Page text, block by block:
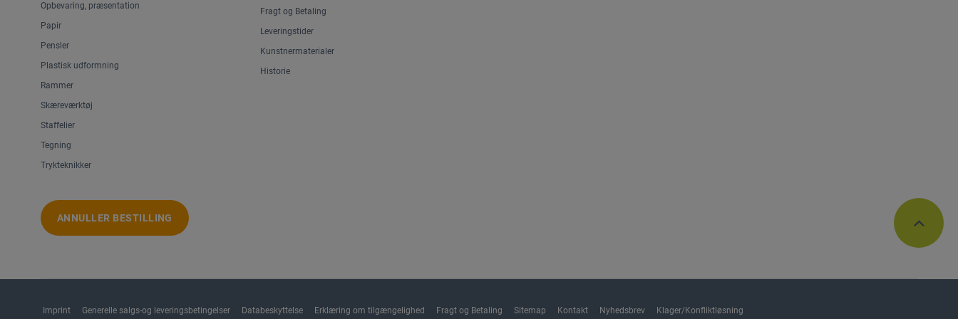
Opbevaring, præsentation
Papir
Pensler
Plastisk udformning
Rammer
Skæreværktøj
Staffelier
Tegning
Trykteknikker
ANNULLER BESTILLING
Fragt og Betaling
Leveringstider
Kunstnermaterialer
Historie
Imprint Generelle salgs-og leveringsbetingelser Databeskyttelse Erklæring om tilgængelighed Fragt og Betaling Sitemap Kontakt Nyhedsbrev Klager/Konfliktløsning